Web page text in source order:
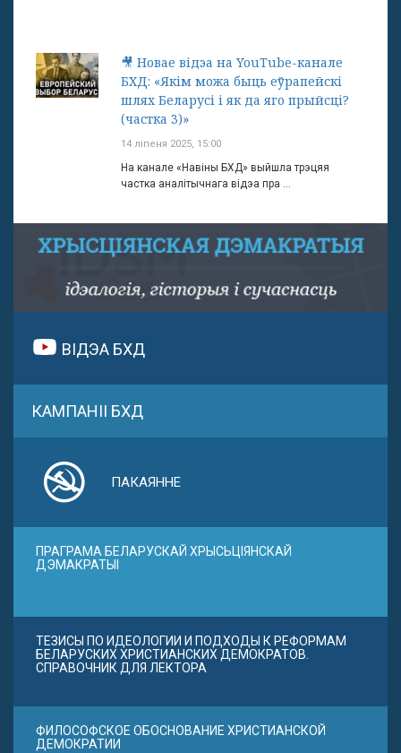
🎥 Новае відэа на YouTube-канале
БХД: «Якім можа быць еўрапейскі
шлях Беларусі і як да яго прыйсці?
(частка 3)»
14 ліпеня 2025, 15:00
На канале «Навіны БХД» выйшла трэцяя
частка аналітычнага відэа пра ...
ВІДЭА БХД
КАМПАНІІ БХД
ПАКАЯННЕ
ПРАГРАМА БЕЛАРУСКАЙ ХРЫСЬЦІЯНСКАЙ
ДЭМАКРАТЫІ
ТЕЗИСЫ ПО ИДЕОЛОГИИ И ПОДХОДЫ К РЕФОРМАМ
БЕЛАРУСКИХ ХРИСТИАНСКИХ ДЕМОКРАТОВ.
СПРАВОЧНИК ДЛЯ ЛЕКТОРА
ФИЛОСОФСКОЕ ОБОСНОВАНИЕ ХРИСТИАНСКОЙ
ДЕМОКРАТИИ